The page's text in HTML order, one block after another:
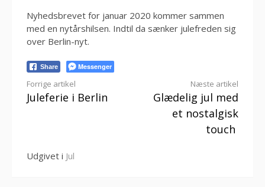
Nyhedsbrevet for januar 2020 kommer sammen
med en nytårshilsen. Indtil da sænker julefreden sig
over Berlin-nyt.
Share Messenger
Læs
videre
Forrige artikel
Juleferie i Berlin
Næste artikel
Glædelig jul med
et nostalgisk
touch
Udgivet i Jul